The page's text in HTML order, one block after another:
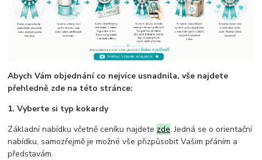
Abych Vám objednání co nejvíce usnadnila, vše najdete
přehledně zde na této stránce:
1. Vyberte si typ kokardy
Základní nabídku včetně ceníku najdete zde. Jedná se o orientační
nabídku, samozřejmě je možné vše přizpůsobit Vašim přáním a
představám.